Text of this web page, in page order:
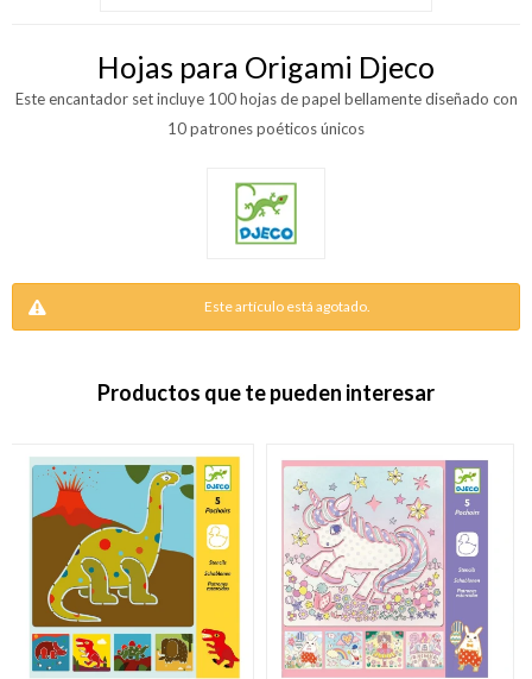
Hojas para Origami Djeco
Este encantador set incluye 100 hojas de papel bellamente diseñado con
10 patrones poéticos únicos
Este artículo está agotado.
Productos que te pueden interesar